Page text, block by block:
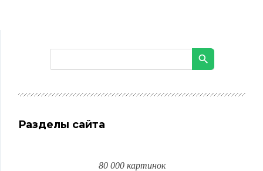
Разделы сайта
80 000 картинок